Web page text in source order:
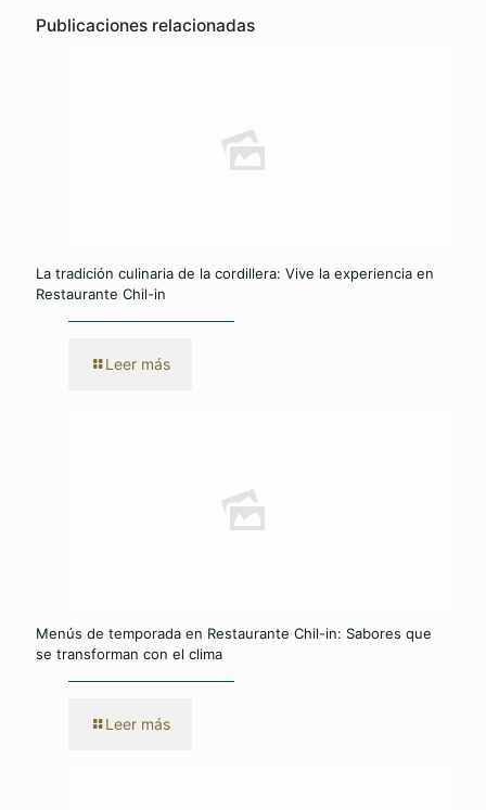
Publicaciones relacionadas
La tradición culinaria de la cordillera: Vive la experiencia en
Restaurante Chil-in
Leer más
Menús de temporada en Restaurante Chil-in: Sabores que
se transforman con el clima
Leer más